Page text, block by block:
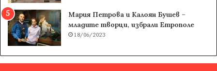
Мария Петрова и Калоян Бушев –
младите творци, избрали Етрополе
18/06/2023